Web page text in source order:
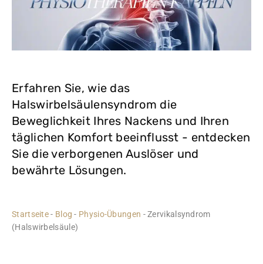
Erfahren Sie, wie das
Halswirbelsäulensyndrom die
Beweglichkeit Ihres Nackens und Ihren
täglichen Komfort beeinflusst - entdecken
Sie die verborgenen Auslöser und
bewährte Lösungen.
Startseite- Blog - Physio-Übungen -Zervikalsyndrom
(Halswirbelsäule)